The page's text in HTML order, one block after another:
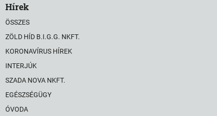
Hírek
ÖSSZES
ZÖLD HÍD B.I.G.G. NKFT.
KORONAVÍRUS HÍREK
INTERJÚK
SZADA NOVA NKFT.
EGÉSZSÉGÜGY
ÓVODA